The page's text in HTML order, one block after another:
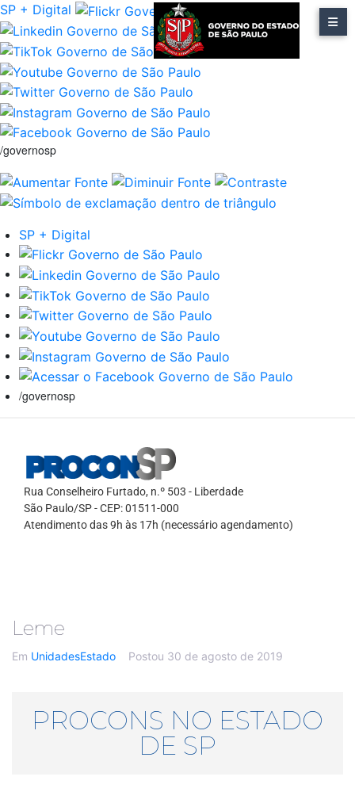
SP + Digital
/governosp
SP + Digital
/governosp
Rua Conselheiro Furtado, n.º 503 - Liberdade
São Paulo/SP - CEP: 01511-000
Atendimento das 9h às 17h (necessário agendamento)
Leme
Em UnidadesEstado Postou 30 de agosto de 2019
PROCONS NO ESTADO
DE SP